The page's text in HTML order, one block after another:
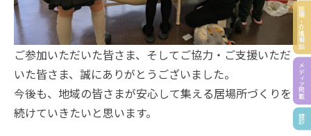
医療・介護相談
メディア掲載
健診
ご参加いただいた皆さま、そしてご協力・ご支援いただ
いた皆さま、誠にありがとうございました。
今後も、地域の皆さまが安心して集える居場所づくりを
続けていきたいと思います。